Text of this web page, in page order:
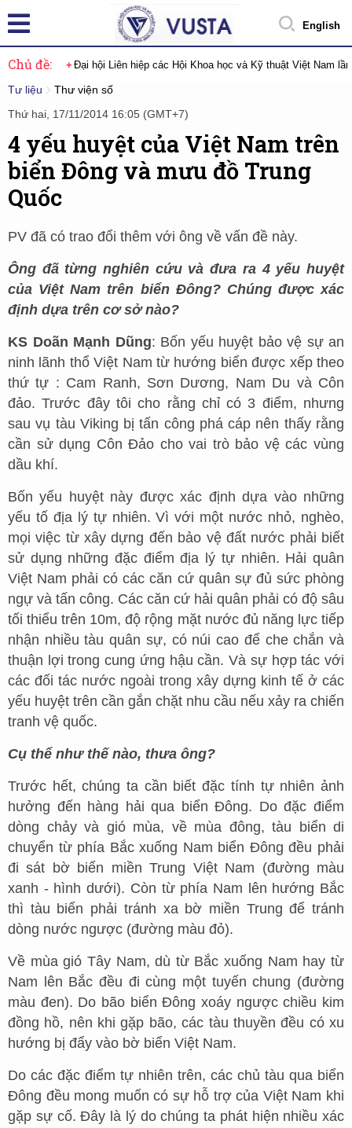
English
Chủ đề: Đại hội Liên hiệp các Hội Khoa học và Kỹ thuật Việt Nam
Tư liệu
Thư viện số
Thứ hai, 17/11/2014 16:05 (GMT+7)
4 yếu huyệt của Việt Nam trên
biển Đông và mưu đồ Trung
Quốc
PV đã có trao đổi thêm với ông về vấn đề này.
Ông đã từng nghiên cứu và đưa ra 4 yếu huyệt
của Việt Nam trên biển Đông? Chúng được xác
định dựa trên cơ sở nào?
KS Doãn Mạnh Dũng: Bốn yếu huyệt bảo vệ sự an
ninh lãnh thổ Việt Nam từ hướng biển được xếp theo
thứ tự : Cam Ranh, Sơn Dương, Nam Du và Côn
đảo. Trước đây tôi cho rằng chỉ có 3 điểm, nhưng
sau vụ tàu Viking bị tấn công phá cáp nên thấy rằng
cần sử dụng Côn Đảo cho vai trò bảo vệ các vùng
dầu khí.
Bốn yếu huyệt này được xác định dựa vào những
yếu tố địa lý tự nhiên. Vì với một nước nhỏ, nghèo,
mọi việc từ xây dựng đến bảo vệ đất nước phải biết
sử dụng những đặc điểm địa lý tự nhiên. Hải quân
Việt Nam phải có các căn cứ quân sự đủ sức phòng
ngự và tấn công. Các căn cứ hải quân phải có độ sâu
tối thiểu trên 10m, độ rộng mặt nước đủ năng lực tiếp
nhận nhiều tàu quân sự, có núi cao để che chắn và
thuận lợi trong cung ứng hậu cần. Và sự hợp tác với
các đối tác nước ngoài trong xây dựng kinh tế ở các
yếu huyệt trên cần gắn chặt nhu cầu nếu xảy ra chiến
tranh vệ quốc.
Cụ thể như thế nào, thưa ông?
Trước hết, chúng ta cần biết đặc tính tự nhiên ảnh
hưởng đến hàng hải qua biển Đông. Do đặc điểm
dòng chảy và gió mùa, về mùa đông, tàu biển di
chuyển từ phía Bắc xuống Nam biển Đông đều phải
đi sát bờ biển miền Trung Việt Nam (đường màu
xanh - hình dưới). Còn từ phía Nam lên hướng Bắc
thì tàu biển phải tránh xa bờ miền Trung để tránh
dòng nước ngược (đường màu đỏ).
Về mùa gió Tây Nam, dù từ Bắc xuống Nam hay từ
Nam lên Bắc đều đi cùng một tuyến chung (đường
màu đen). Do bão biển Đông xoáy ngược chiều kim
đồng hồ, nên khi gặp bão, các tàu thuyền đều có xu
hướng bị đẩy vào bờ biển Việt Nam.
Do các đặc điểm tự nhiên trên, các chủ tàu qua biển
Đông đều mong muốn có sự hỗ trợ của Việt Nam khi
gặp sự cố. Đây là lý do chúng ta phát hiện nhiều xác